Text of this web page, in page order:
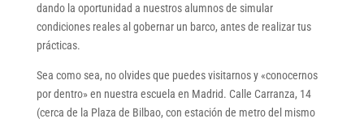
dando la oportunidad a nuestros alumnos de simular
condiciones reales al gobernar un barco, antes de realizar tus
prácticas.
Sea como sea, no olvides que puedes visitarnos y «conocernos
por dentro» en nuestra escuela en Madrid. Calle Carranza, 14
(cerca de la Plaza de Bilbao, con estación de metro del mismo